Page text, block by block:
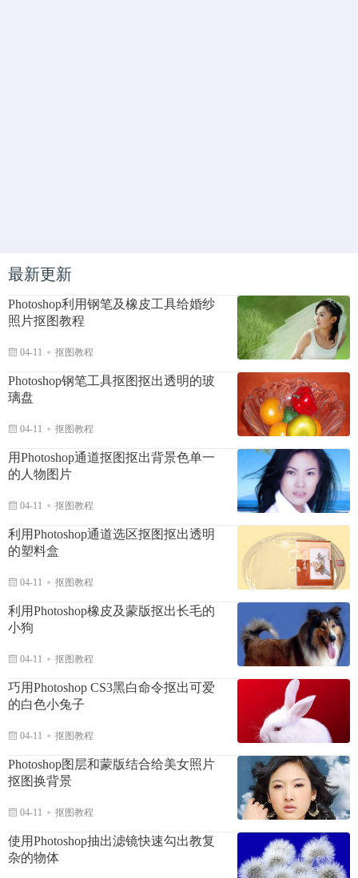
最新更新
Photoshop利用钢笔及橡皮工具给婚纱
照片抠图教程
04-11 抠图教程
Photoshop钢笔工具抠图抠出透明的玻
璃盘
04-11 抠图教程
用Photoshop通道抠图抠出背景色单一
的人物图片
04-11 抠图教程
利用Photoshop通道选区抠图抠出透明
的塑料盒
04-11 抠图教程
利用Photoshop橡皮及蒙版抠出长毛的
小狗
04-11 抠图教程
巧用Photoshop CS3黑白命令抠出可爱
的白色小兔子
04-11 抠图教程
Photoshop图层和蒙版结合给美女照片
抠图换背景
04-11 抠图教程
使用Photoshop抽出滤镜快速勾出教复
杂的物体